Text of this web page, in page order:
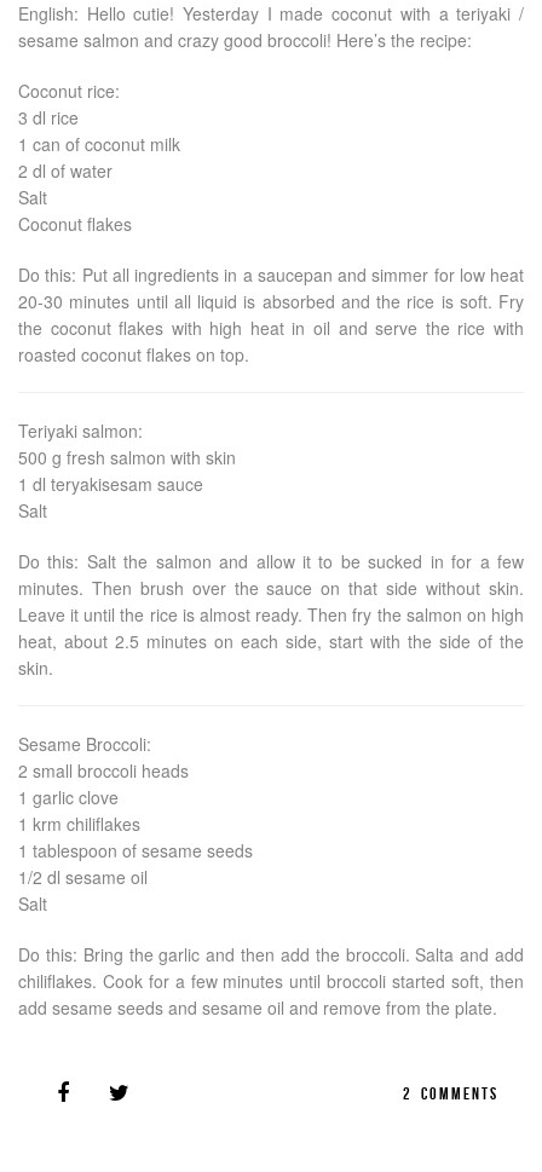
English: Hello cutie! Yesterday I made coconut with a teriyaki /
sesame salmon and crazy good broccoli! Here’s the recipe:
Coconut rice:
3 dl rice
1 can of coconut milk
2 dl of water
Salt
Coconut flakes
Do this: Put all ingredients in a saucepan and simmer for low heat
20-30 minutes until all liquid is absorbed and the rice is soft. Fry
the coconut flakes with high heat in oil and serve the rice with
roasted coconut flakes on top.
Teriyaki salmon:
500 g fresh salmon with skin
1 dl teryakisesam sauce
Salt
Do this: Salt the salmon and allow it to be sucked in for a few
minutes. Then brush over the sauce on that side without skin.
Leave it until the rice is almost ready. Then fry the salmon on high
heat, about 2.5 minutes on each side, start with the side of the
skin.
Sesame Broccoli:
2 small broccoli heads
1 garlic clove
1 krm chiliflakes
1 tablespoon of sesame seeds
1/2 dl sesame oil
Salt
Do this: Bring the garlic and then add the broccoli. Salta and add
chiliflakes. Cook for a few minutes until broccoli started soft, then
add sesame seeds and sesame oil and remove from the plate.
2 COMMENTS